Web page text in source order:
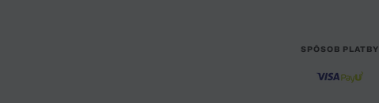
SPÔSOB PLATBY